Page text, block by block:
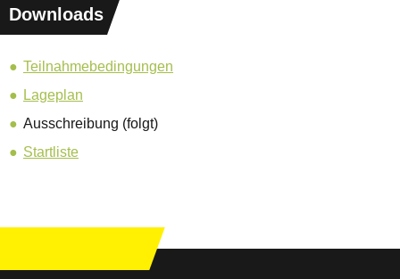
Downloads
Teilnahmebedingungen
Lageplan
Ausschreibung (folgt)
Startliste